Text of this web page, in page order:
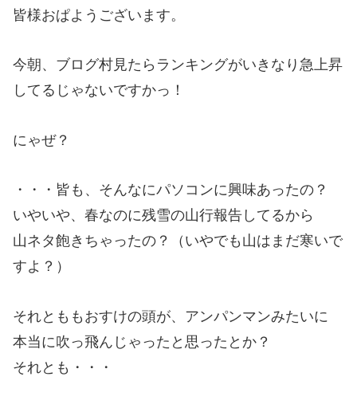
皆様おぱようございます。
今朝、ブログ村見たらランキングがいきなり急上昇
してるじゃないですかっ！
にゃぜ？
・・・皆も、そんなにパソコンに興味あったの？
いやいや、春なのに残雪の山行報告してるから
山ネタ飽きちゃったの？（いやでも山はまだ寒いで
すよ？）
それとももおすけの頭が、アンパンマンみたいに
本当に吹っ飛んじゃったと思ったとか？
それとも・・・